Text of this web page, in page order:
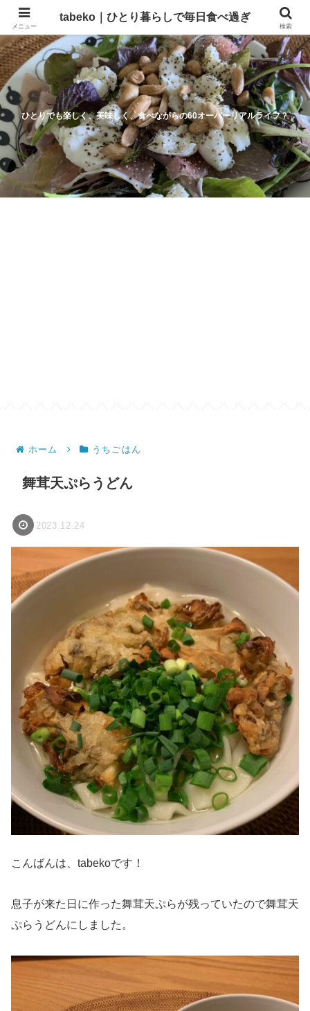
ひとりでも楽しく、美味しく、食べながらの60オーバーリアルライフ？
ホーム うちごはん
舞茸天ぷらうどん
2023.12.24
こんばんは、tabekoです！
息子が来た日に作った舞茸天ぷらが残っていたので舞茸天
ぷらうどんにしました。
メニュー
tabeko｜ひとり暮らしで毎日食べ過ぎ
検索